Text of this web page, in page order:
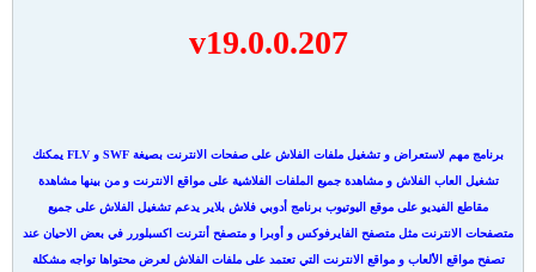
v19.0.0.207
برنامج مهم لاستعراض و تشغيل ملفات الفلاش على صفحات الانترنت بصيغة SWF و FLV يمكنك
تشغيل العاب الفلاش و مشاهدة جميع الملفات الفلاشية على مواقع الانترنت و من بينها مشاهدة
مقاطع الفيديو على موقع اليوتيوب برنامج أدوبي فلاش بلاير يدعم تشغيل الفلاش على جميع
متصفحات الانترنت مثل متصفح الفايرفوكس و أوبرا و متصفح أنترنت اكسبلورر في بعض الاحيان عند
تصفح مواقع الألعاب و مواقع الانترنت التي تعتمد على ملفات الفلاش لعرض محتواها تواجه مشكلة